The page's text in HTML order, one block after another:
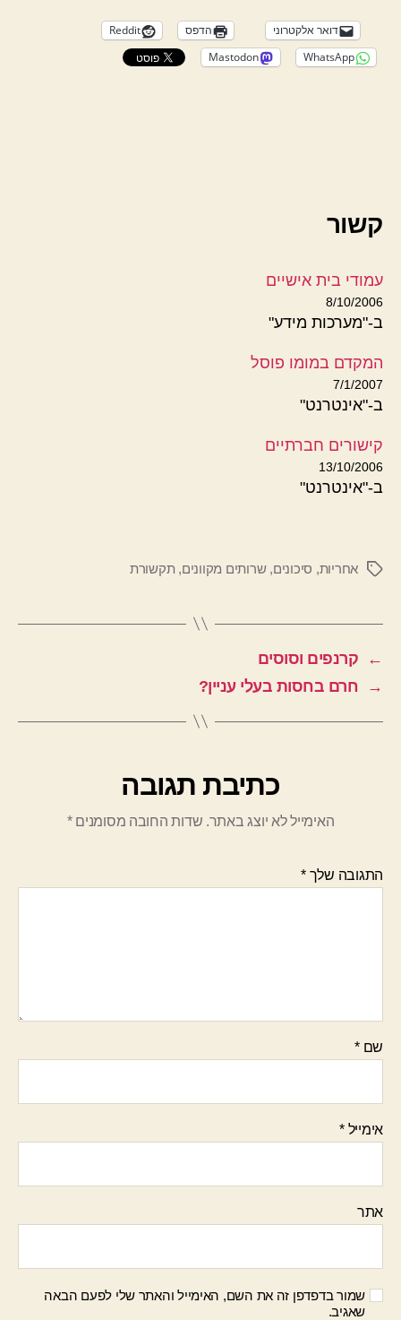
דואר אלקטרוני הדפס
Reddit
WhatsApp
Mastodon
קשור
עמודי בית אישיים
8/10/2006
ב-"מערכות מידע"
המקדם במומו פוסל
7/1/2007
ב-"אינטרנט"
קישורים חברתיים
13/10/2006
ב-"אינטרנט"
תגיותאחריות, סיכונים,שרותים מקוונים, תקשורת
←
קרנפים וסוסים
→
חרם בחסות בעלי עניין?
כתיבת תגובה
האימייל לא יוצג באתר. שדות החובה מסומנים*
התגובה שלך*
שם*
אימייל*
אתר
שמור בדפדפן זה את השם, האימייל והאתר שלי לפעם הבאה
שאגיב.